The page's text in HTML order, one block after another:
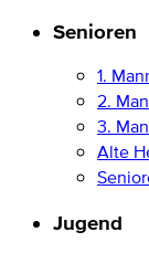
Senioren
1.
2.
3.
Alte
Jugend